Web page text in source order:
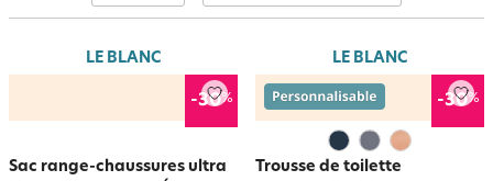
LE BLANC
-30%
Sac range-chaussures ultra
LE BLANC
-30%
Trousse de toilette